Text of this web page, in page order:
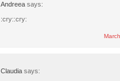
Andreea says:
:cry::cry:
Claudia says: